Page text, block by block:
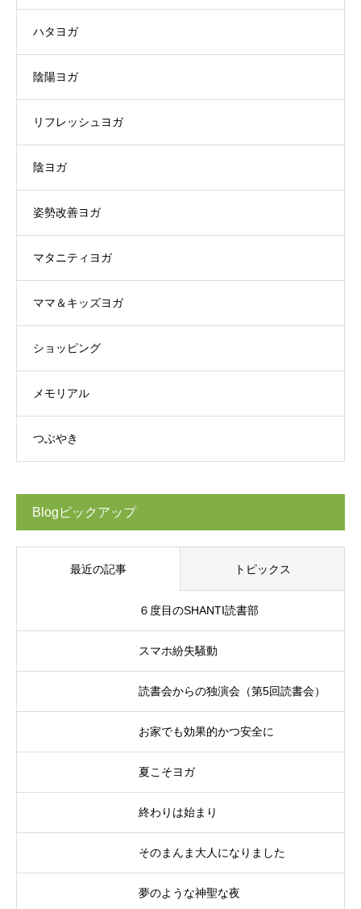
ハタヨガ
陰陽ヨガ
リフレッシュヨガ
陰ヨガ
姿勢改善ヨガ
マタニティヨガ
ママ＆キッズヨガ
ショッピング
メモリアル
つぶやき
Blogピックアップ
最近の記事 トピックス
６度目のSHANTI読書部
スマホ紛失騒動
読書会からの独演会（第5回読書会）
お家でも効果的かつ安全に
夏こそヨガ
終わりは始まり
そのまんま大人になりました
夢のような神聖な夜